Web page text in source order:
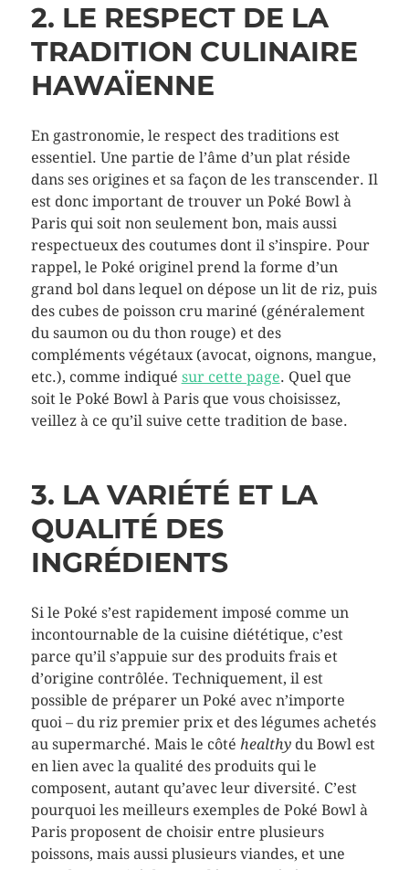
2. LE RESPECT DE LA
TRADITION CULINAIRE
HAWAÏENNE
En gastronomie, le respect des traditions est
essentiel. Une partie de l’âme d’un plat réside
dans ses origines et sa façon de les transcender. Il
est donc important de trouver un Poké Bowl à
Paris qui soit non seulement bon, mais aussi
respectueux des coutumes dont il s’inspire. Pour
rappel, le Poké originel prend la forme d’un
grand bol dans lequel on dépose un lit de riz, puis
des cubes de poisson cru mariné (généralement
du saumon ou du thon rouge) et des
compléments végétaux (avocat, oignons, mangue,
etc.), comme indiqué sur cette page. Quel que
soit le Poké Bowl à Paris que vous choisissez,
veillez à ce qu’il suive cette tradition de base.
3. LA VARIÉTÉ ET LA
QUALITÉ DES
INGRÉDIENTS
Si le Poké s’est rapidement imposé comme un
incontournable de la cuisine diététique, c’est
parce qu’il s’appuie sur des produits frais et
d’origine contrôlée. Techniquement, il est
possible de préparer un Poké avec n’importe
quoi – du riz premier prix et des légumes achetés
au supermarché. Mais le côté healthydu Bowl est
en lien avec la qualité des produits qui le
composent, autant qu’avec leur diversité. C’est
pourquoi les meilleurs exemples de Poké Bowl à
Paris proposent de choisir entre plusieurs
poissons, mais aussi plusieurs viandes, et une